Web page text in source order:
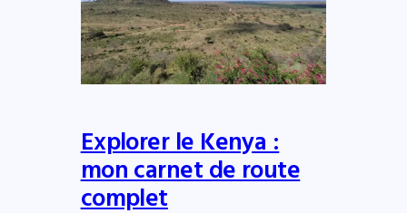
Explorer le Kenya :
mon carnet de route
complet